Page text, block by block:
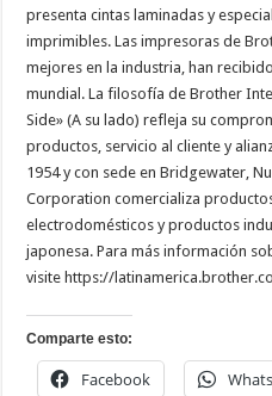
presenta cintas laminadas y
imprimibles. Las impresoras de
mejores en la industria, han
mundial. La filosofía de Brother
Side» (A su lado) refleja su
productos, servicio al cliente y
1954 y con sede en Bridgewater,
Corporation comercializa
electrodomésticos y productos
japonesa. Para más información
visite https://
Comparte esto:
Facebook